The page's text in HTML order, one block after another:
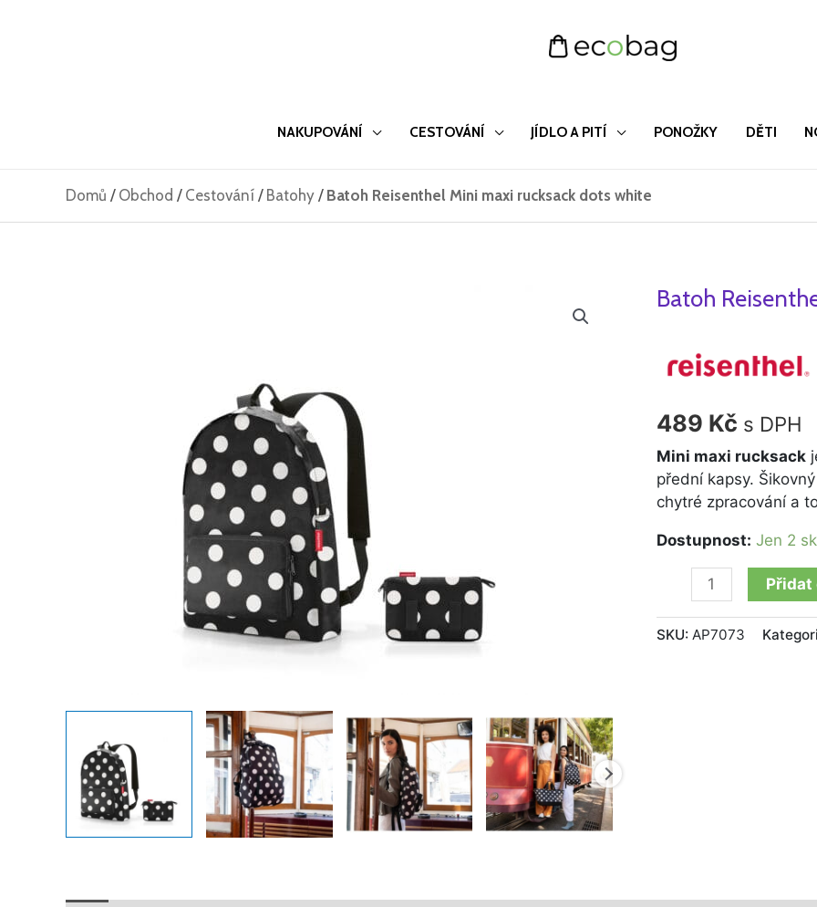
NAKUPOVÁNÍ CESTOVÁNÍ JÍDLO A PITÍ PONOŽKY DĚTI
Domů / Obchod / Cestování / Batohy / Batoh Reisenthel Mini maxi rucksack dots white
Batoh
489 Kč s DPH
Mini maxi rucksack
přední kapsy.
chytré zpracování a
Dostupnost: Jen 2
Batoh
maxi
white
množství
Přidat
SKU: AP7073